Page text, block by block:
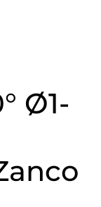
Ø1-